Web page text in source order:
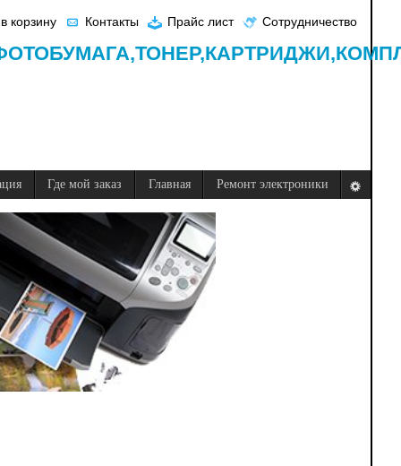
корзину Контакты Прайс лист Сотрудничество
ТОНЕР,КАРТРИДЖИ,
Где мой заказ Главная Ремонт электроники